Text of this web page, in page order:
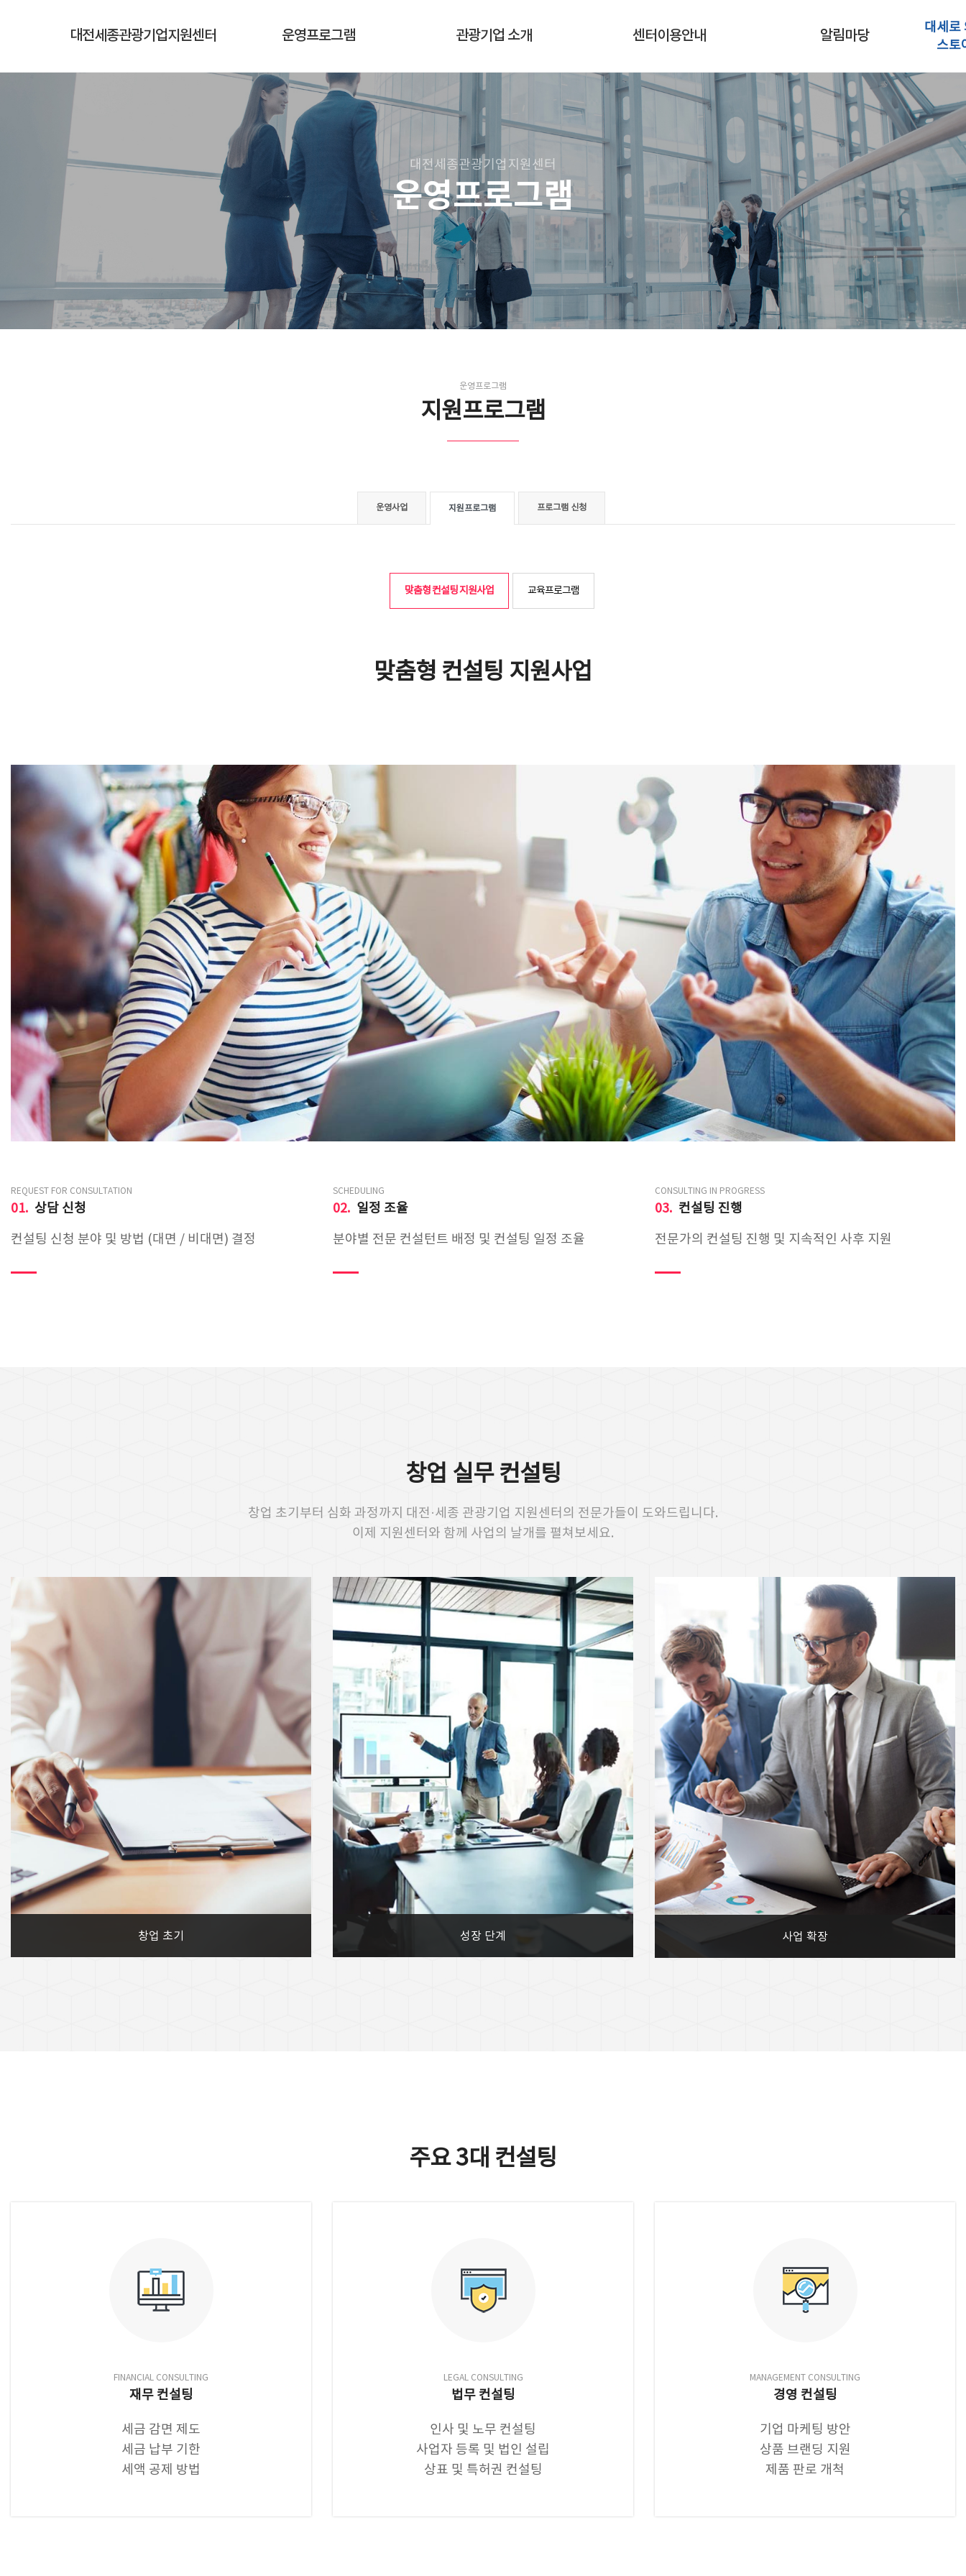
대세로
스토
대전세종관광기업지원센터 운영프로그램
운영사업
지원프로그램
프로그램 신청
관광기업 소개
대전·세종 입주기업 현황
입주기업소개
센터이용안내
맞춤형컨설팅신청
시설대관신청
알림마당
공지사항
대세소식
행사갤러리
보도자료
전자책
대전세종관광기업지원센터
운영프로그램
운영프로그램
지원프로그램
운영사업 지원프로그램 프로그램 신청
맞춤형 컨설팅 지원사업 교육프로그램
맞춤형 컨설팅 지원사업
REQUEST FOR CONSULTATION
01. 상담 신청
컨설팅 신청 분야 및 방법 (대면 / 비대면) 결정
SCHEDULING
02. 일정 조율
분야별 전문 컨설턴트 배정 및 컨설팅 일정 조율
CONSULTING IN PROGRESS
03. 컨설팅 진행
전문가의 컨설팅 진행 및 지속적인 사후 지원
창업 실무 컨설팅
창업 초기부터 심화 과정까지 대전·세종 관광기업 지원센터의 전문가들이 도와드립니다.
이제 지원센터와 함께 사업의 날개를 펼쳐보세요.
창업 초기 성장 단계 사업 확장
주요 3대 컨설팅
FINANCIAL CONSULTING
재무 컨설팅
세금 감면 제도
세금 납부 기한
세액 공제 방법
LEGAL CONSULTING
법무 컨설팅
인사 및 노무 컨설팅
사업자 등록 및 법인 설립
상표 및 특허권 컨설팅
MANAGEMENT CONSULTING
경영 컨설팅
기업 마케팅 방안
상품 브랜딩 지원
제품 판로 개척